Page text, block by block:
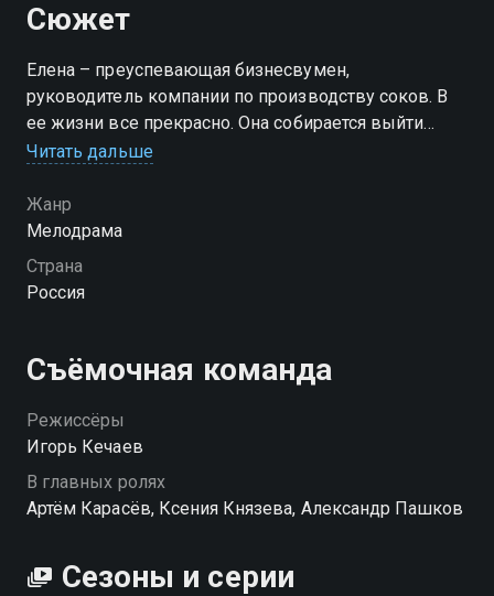
Сюжет
Елена – преуспевающая бизнесвумен,
руководитель компании по производству соков. В
ее жизни все прекрасно. Она собирается выйти
замуж за успешного предпринимателя Евгения.
становится невольной виновницей ДТП...
Посмотреть онлайн 1 сезон сериала Чужая жизнь
вы можете совершенно бесплатно в хорошем HD
Читать дальше
Жанр
Мелодрама
Страна
Россия
Съёмочная команда
Режиссёры
Игорь Кечаев
В главных ролях
Артём Карасёв, Ксения Князева, Александр Пашков
Сезоны и серии